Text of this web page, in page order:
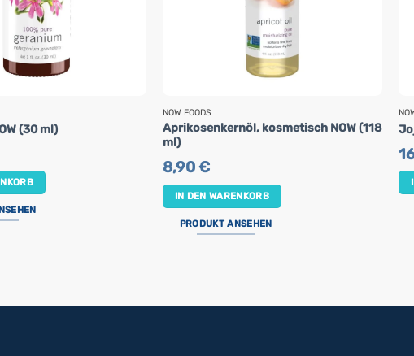
(30 ml)
NOW FOODS
Aprikosenkernöl, kosmetisch NOW (118
ml)
8,90€
IN DEN WARENKORB
PRODUKT ANSEHEN